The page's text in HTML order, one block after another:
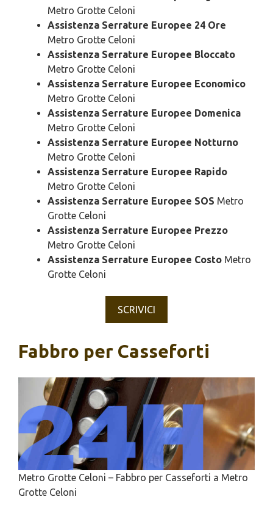
Metro Grotte Celoni
Assistenza Serrature Europee 24 Ore
Metro Grotte Celoni
Assistenza Serrature Europee Bloccato
Metro Grotte Celoni
Assistenza Serrature Europee Economico
Metro Grotte Celoni
Assistenza Serrature Europee Domenica
Metro Grotte Celoni
Assistenza Serrature Europee Notturno
Metro Grotte Celoni
Assistenza Serrature Europee Rapido
Metro Grotte Celoni
Assistenza Serrature Europee SOS Metro
Grotte Celoni
Assistenza Serrature Europee Prezzo
Metro Grotte Celoni
Assistenza Serrature Europee Costo Metro
Grotte Celoni
SCRIVICI
Fabbro per Casseforti
Metro Grotte Celoni – Fabbro per Casseforti a Metro
Grotte Celoni